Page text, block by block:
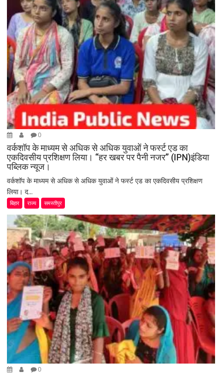
0
वर्कशॉप के माध्यम से अधिक से अधिक युवाओं ने फर्स्ट एड का
एकदिवसीय प्रशिक्षण लिया। “हर खबर पर पैनी नजर” (IPN)इंडिया
पब्लिक न्यूज।
वर्कशॉप के माध्यम से अधिक से अधिक युवाओं ने फर्स्ट एड का एकदिवसीय प्रशिक्षण
लिया। द...
बिहार राज्य समस्तीपुर
0